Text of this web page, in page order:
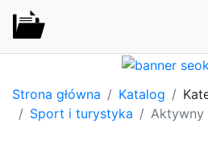
Strona główna Katalog
Sport i turystyka
Aktywny